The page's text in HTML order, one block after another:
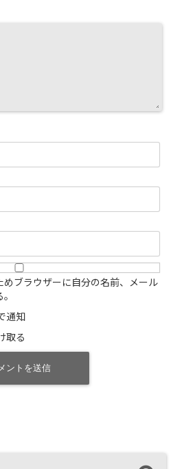
ブラウザーに自分の名前、メール
通知
取る